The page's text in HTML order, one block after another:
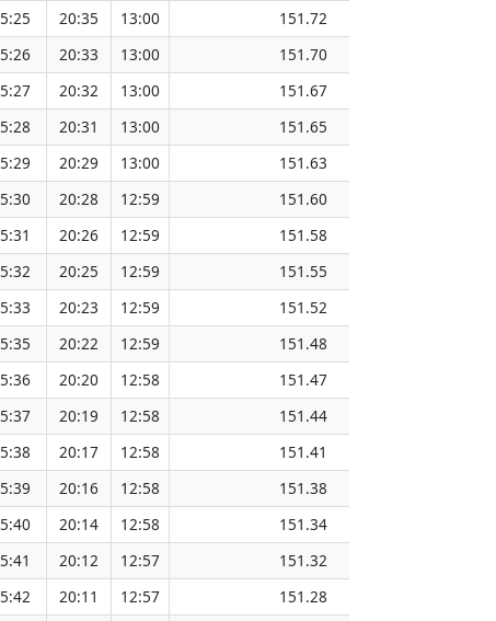
20:35 13:00
151.72
20:33 13:00
151.70
20:32 13:00
151.67
20:31 13:00
151.65
20:29 13:00
151.63
20:28 12:59
151.60
20:26 12:59
151.58
20:25 12:59
151.55
20:23 12:59
151.52
20:22 12:59
151.48
20:20 12:58
151.47
20:19 12:58
151.44
20:17 12:58
151.41
20:16 12:58
151.38
20:14 12:58
151.34
20:12 12:57
151.32
20:11 12:57
151.28